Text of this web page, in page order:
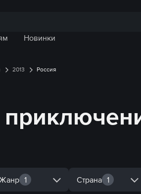
сайту
Новинки
2013 Россия
Жанр 1 Страна 1